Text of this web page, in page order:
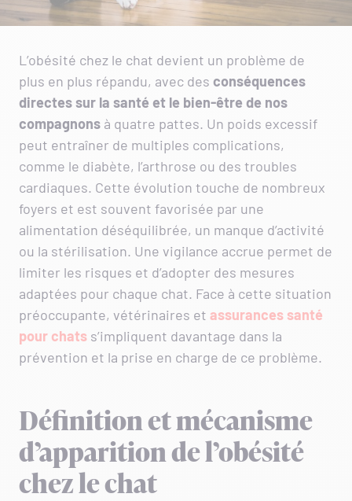
L’obésité chez le chat devient un problème de
plus en plus répandu, avec des conséquences
directes sur la santé et le bien-être de nos
compagnons à quatre pattes. Un poids excessif
peut entraîner de multiples complications,
comme le diabète, l’arthrose ou des troubles
cardiaques. Cette évolution touche de nombreux
foyers et est souvent favorisée par une
alimentation déséquilibrée, un manque d’activité
ou la stérilisation. Une vigilance accrue permet de
limiter les risques et d’adopter des mesures
adaptées pour chaque chat. Face à cette situation
préoccupante, vétérinaires et assurances santé
pour chats s’impliquent davantage dans la
prévention et la prise en charge de ce problème.
Définition et mécanisme
d’apparition de l’obésité
chez le chat